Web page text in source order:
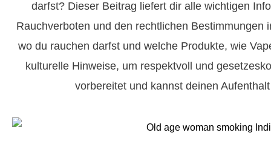
darfst? Dieser Beitrag liefert dir alle wichtigen
Rauchverboten und den rechtlichen
wo du rauchen darfst und welche Produkte, wie
kulturelle Hinweise, um respektvoll und
vorbereitet und kannst deinen